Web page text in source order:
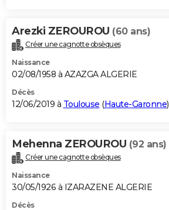
Bricolage
Lifestyle
Culture
Sport
Auto
Television
Voyage
Cinema
Arezki ZEROUROU (60 ans)
Créer une cagnotte obsèques
Naissance
02/08/1958 à AZAZGA ALGERIE
Décès
12/06/2019 à Toulouse (Haute-Garonne)
Mehenna ZEROUROU (92 ans)
Créer une cagnotte obsèques
Naissance
30/05/1926 à IZARAZENE ALGERIE
Décès